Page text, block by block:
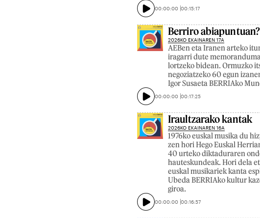
00:00:00 00:15:17
Berriro abiapuntuan?
2026KO EKAINAREN 17A
AEBen eta Iranen arteko
iragarri dute
lortzeko bidean. Ormuzko
negoziatzeko 60 egun
Igor Susaeta BERRIAko
00:00:00 00:17:25
Iraultzarako kantak
2026KO EKAINAREN 16A
1976ko euskal musika du
zen hori Hego Euskal
40 urteko diktaduraren
hauteskundeak. Hori dela
euskal musikariek kanta
Ubeda BERRIAko kultur
giroa.
00:00:00 00:16:57